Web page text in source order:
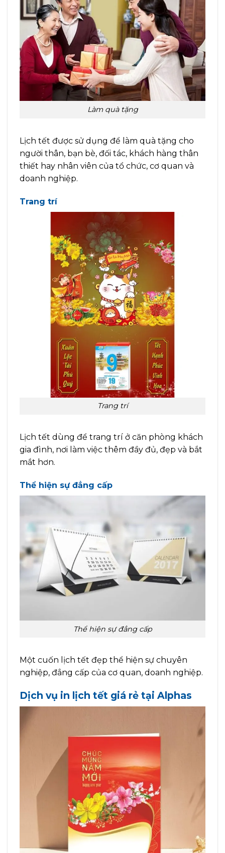
Làm quà tặng
Lịch tết được sử dụng để làm quà tặng cho
người thân, bạn bè, đối tác, khách hàng thân
thiết hay nhân viên của tổ chức, cơ quan và
doanh nghiệp.
Trang trí
Trang trí
Lịch tết dùng để trang trí ở căn phòng khách
gia đình, nơi làm việc thêm đầy đủ, đẹp và bắt
mắt hơn.
Thể hiện sự đẳng cấp
Thể hiện sự đẳng cấp
Một cuốn lịch tết đẹp thể hiện sự chuyên
nghiệp, đẳng cấp của cơ quan, doanh nghiệp.
Dịch vụ in lịch tết giá rẻ tại Alphas